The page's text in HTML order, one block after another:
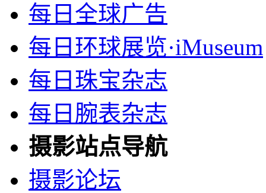
每日全球广告
每日环球展览·iMuseum
每日珠宝杂志
每日腕表杂志
摄影站点导航
摄影论坛